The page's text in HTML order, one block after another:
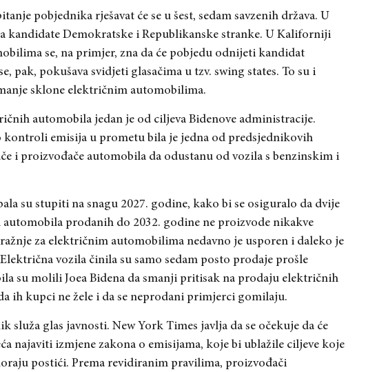
pobjednika rješavat će se u šest, sedam savzenih država. U
kandidate Demokratske i Republikanske stranke. U Kaliforniji
se, na primjer, zna da će pobjedu odnijeti kandidat
pak, pokušava svidjeti glasačima u tzv. swing states. To su i
sklone električnim automobilima.
automobila jedan je od ciljeva Bidenove administracije.
kontroli emisija u prometu bila je jedna od predsjednikovih
i proizvođače automobila da odustanu od vozila s benzinskim i
su stupiti na snagu 2027. godine, kako bi se osiguralo da dvije
prodanih do 2032. godine ne proizvode nikakve
za električnim automobilima nedavno je usporen i daleko je
vozila činila su samo sedam posto prodaje prošle
su molili Joea Bidena da smanji pritisak na prodaju električnih
ih kupci ne žele i da se neprodani primjerci gomilaju.
služa glas javnosti. New York Times javlja da se očekuje da će
najaviti izmjene zakona o emisijama, koje bi ublažile ciljeve koje
postići. Prema revidiranim pravilima, proizvođači